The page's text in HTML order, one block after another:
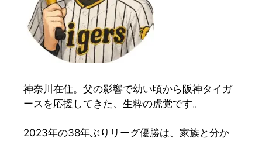
神奈川在住。父の影響で幼い頃から阪神タイガ
ースを応援してきた、生粋の虎党です。
2023年の38年ぶりリーグ優勝は、家族と分か